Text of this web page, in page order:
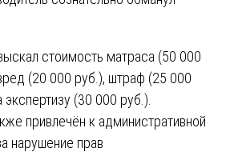
стоимость матраса (50 000
(20 000 руб.), штраф (25 000
(30 000 руб.).
привлечён к административной
нарушение прав